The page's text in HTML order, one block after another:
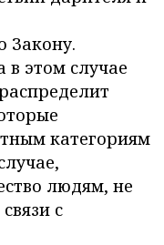
Закону.
в этом случае
категориям
людям, не
с